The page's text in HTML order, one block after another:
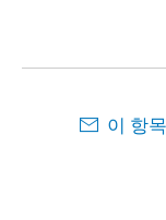
이 항